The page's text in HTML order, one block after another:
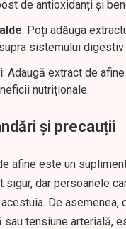
de antioxidanți și
: Poți adăuga
sistemului digestiv
: Adaugă extract de
nutriționale.
și precauții
afine este un
sigur, dar persoanele
De
sau tensiune arterială,